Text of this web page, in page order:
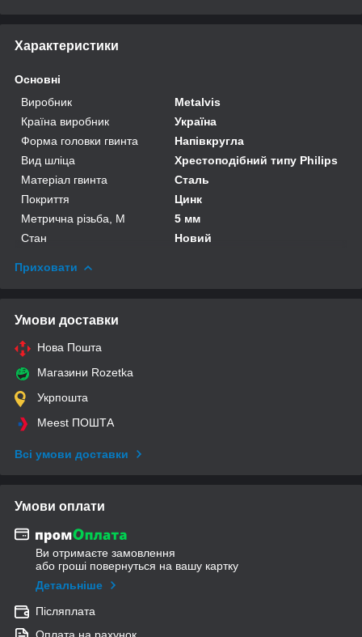
Характеристики
Основні
Виробник
Metalvis
Країна виробник
Україна
Форма головки гвинта
Напівкругла
Вид шліца
Хрестоподібний типу Philips
Матеріал гвинта
Сталь
Покриття
Цинк
Метрична різьба, М
5 мм
Стан
Новий
Приховати
Умови доставки
Нова Пошта
Магазини Rozetka
Укрпошта
Meest ПОШТА
Всі умови доставки
Умови оплати
Ви отримаєте замовлення
або гроші повернуться на вашу картку
Детальніше
Післяплата